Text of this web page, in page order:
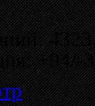
4323
+94/-3